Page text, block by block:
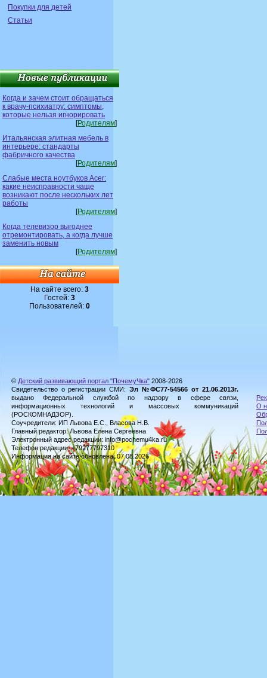
Покупки для детей
Статьи
Когда и зачем стоит обращаться
к врачу-психиатру: симптомы,
которые нельзя игнорировать
[Родителям]
Итальянская элитная мебель в
интерьере: стандарты
фабричного качества
[Родителям]
Слабые места ноутбуков Acer:
какие неисправности чаще
возникают после нескольких лет
работы
[Родителям]
Когда телевизор выгоднее
отремонтировать, а когда лучше
заменить новым
[Родителям]
На сайте всего: 3
Гостей: 3
Пользователей: 0
© Детский развивающий портал "ПочемуЧка" 2008-2026
Свидетельство о регистрации СМИ: Эл №ФС77-54566 от 21.06.2013г.
выдано Федеральной службой по надзору в сфере связи,
информационных технологий и массовых коммуникаций
(РОСКОМНАДЗОР).
Соучредители: ИП Львова Е.С., Власова Н.В.
Главный редактор: Львова Елена Сергеевна
Электронный адрес редакции: info@pochemu4ka.ru
Телефон редакции: +79277797310
Информация на сайте обновлена: 07.08.2026
О